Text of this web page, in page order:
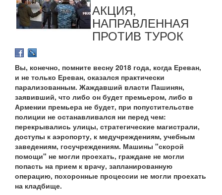
АКЦИЯ,
НАПРАВЛЕННАЯ
ПРОТИВ ТУРОК
Вы, конечно, помните весну 2018 года, когда Ереван,
и не только Ереван, оказался практически
парализованным. Жаждавший власти Пашинян,
заявивший, что либо он будет премьером, либо в
Армении премьера не будет, при попустительстве
полиции не останавливался ни перед чем:
перекрывались улицы, стратегические магистрали,
доступы к аэропорту, к медучреждениям, учебным
заведениям, госучреждениям. Машины "скорой
помощи" не могли проехать, граждане не могли
попасть на прием к врачу, запланированную
операцию, похоронные процессии не могли проехать
на кладбище.